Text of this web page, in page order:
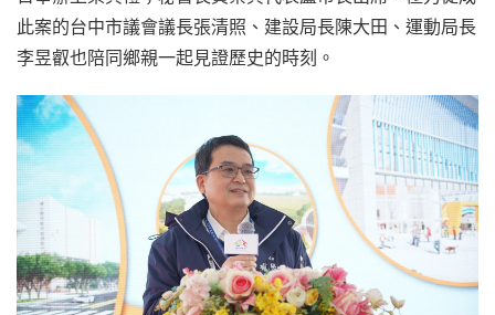
此案的台中市議會議長張清照、建設局長陳大田、運動局長
李昱叡也陪同鄉親一起見證歷史的時刻。